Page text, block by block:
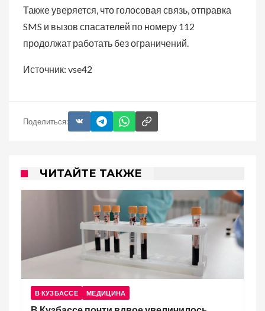
Также уверяется, что голосовая связь, отправка
SMS и вызов спасателей по номеру 112
продолжат работать без ограничений.
Источник: vse42
Поделиться:
ЧИТАЙТЕ ТАКЖЕ
В КУЗБАССЕ МЕДИЦИНА